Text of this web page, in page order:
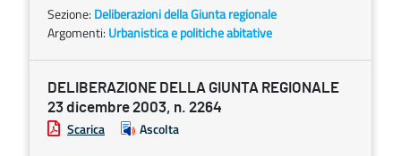
Sezione: Deliberazioni della Giunta regionale
Argomenti: Urbanistica e politiche abitative
DELIBERAZIONE DELLA GIUNTA REGIONALE
23 dicembre 2003, n. 2264
Scarica Ascolta